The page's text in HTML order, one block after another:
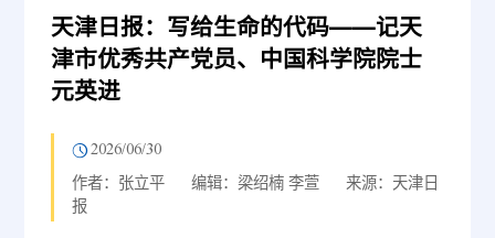
天津日报：写给生命的代码——记天
津市优秀共产党员、中国科学院院士
元英进
2026/06/30
作者：张立平 编辑：梁绍楠 李萱
来源：天津日
报